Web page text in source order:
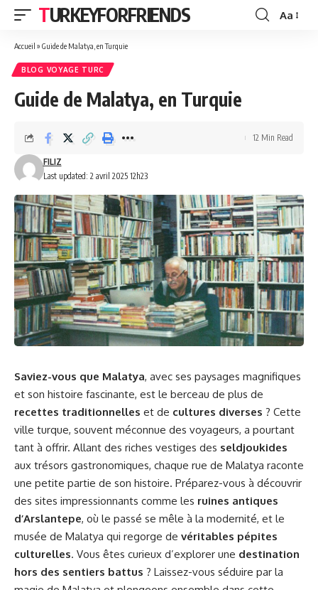
TURKEYFORFRIENDS
Font
Aa
Accueil » Guide de Malatya, en Turquie
BLOG VOYAGE TURC
Guide de Malatya, en Turquie
Last updated: 2 avril 2025 12h23
FILIZ
12 Min Read
Saviez-vous que Malatya, avec ses paysages magnifiques
et son histoire fascinante, est le berceau de plus de
recettes traditionnelles et de cultures diverses ? Cette
ville turque, souvent méconnue des voyageurs, a pourtant
tant à offrir. Allant des riches vestiges des seldjoukides
aux trésors gastronomiques, chaque rue de Malatya raconte
une petite partie de son histoire. Préparez-vous à découvrir
des sites impressionnants comme les ruines antiques
d’Arslantepe, où le passé se mêle à la modernité, et le
musée de Malatya qui regorge de véritables pépites
culturelles. Vous êtes curieux d’explorer une destination
hors des sentiers battus ? Laissez-vous séduire par la